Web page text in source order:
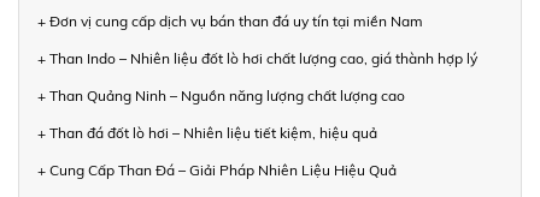
+ Đơn vị cung cấp dịch vụ bán than đá uy tín tại miền Nam
+ Than Indo – Nhiên liệu đốt lò hơi chất lượng cao, giá thành hợp lý
+ Than Quảng Ninh – Nguồn năng lượng chất lượng cao
+ Than đá đốt lò hơi – Nhiên liệu tiết kiệm, hiệu quả
+ Cung Cấp Than Đá – Giải Pháp Nhiên Liệu Hiệu Quả